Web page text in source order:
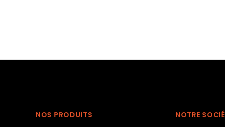
NOS PRODUITS NOTRE